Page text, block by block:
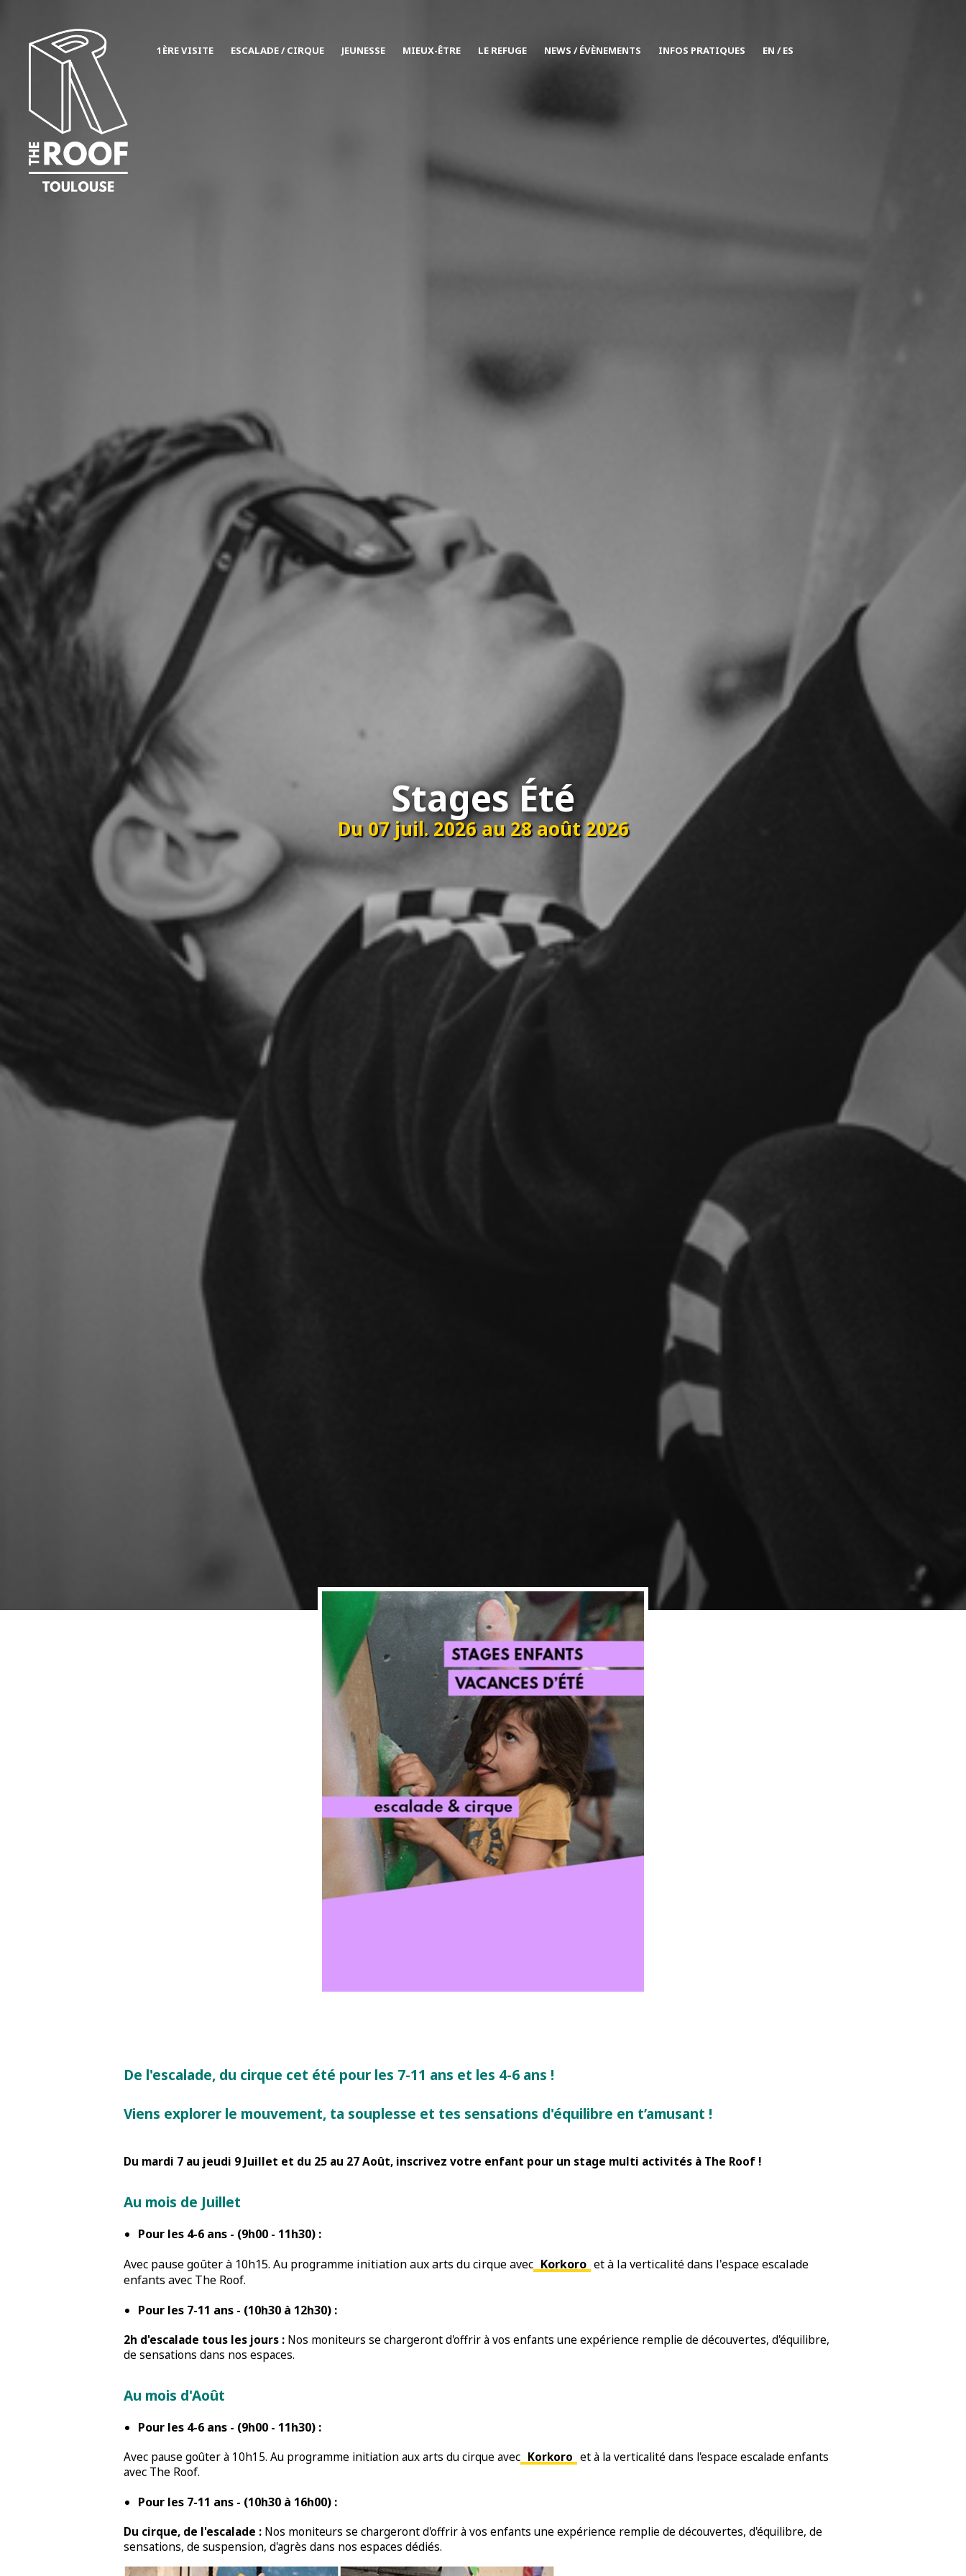
1ÈRE VISITE ESCALADE / CIRQUE JEUNESSE MIEUX-ÊTRE LE REFUGE NEWS / ÉVÈNEMENTS INFOS PRATIQUES EN / ES
Stages Été
Du 07 juil. 2026 au 28 août 2026
De l'escalade, du cirque cet été pour les 7-11 ans et les 4-6 ans !
Viens explorer le mouvement, ta souplesse et tes sensations d'équilibre en t’amusant !
Du mardi 7 au jeudi 9 Juillet et du 25 au 27 Août, inscrivez votre enfant pour un stage multi activités à The Roof !
Au mois de Juillet
Pour les 4-6 ans - (9h00 - 11h30) :
Avec pause goûter à 10h15. Au programme initiation aux arts du cirque avec Korkoro et à la verticalité dans l'espace escalade
enfants avec The Roof.
Pour les 7-11 ans - (10h30 à 12h30) :
2h d'escalade tous les jours : Nos moniteurs se chargeront d'offrir à vos enfants une expérience remplie de découvertes, d'équilibre,
de sensations dans nos espaces.
Au mois d'Août
Pour les 4-6 ans - (9h00 - 11h30) :
Avec pause goûter à 10h15. Au programme initiation aux arts du cirque avec Korkoro et à la verticalité dans l'espace escalade enfants
avec The Roof.
Pour les 7-11 ans - (10h30 à 16h00) :
Du cirque, de l'escalade : Nos moniteurs se chargeront d'offrir à vos enfants une expérience remplie de découvertes, d'équilibre, de
sensations, de suspension, d'agrès dans nos espaces dédiés.